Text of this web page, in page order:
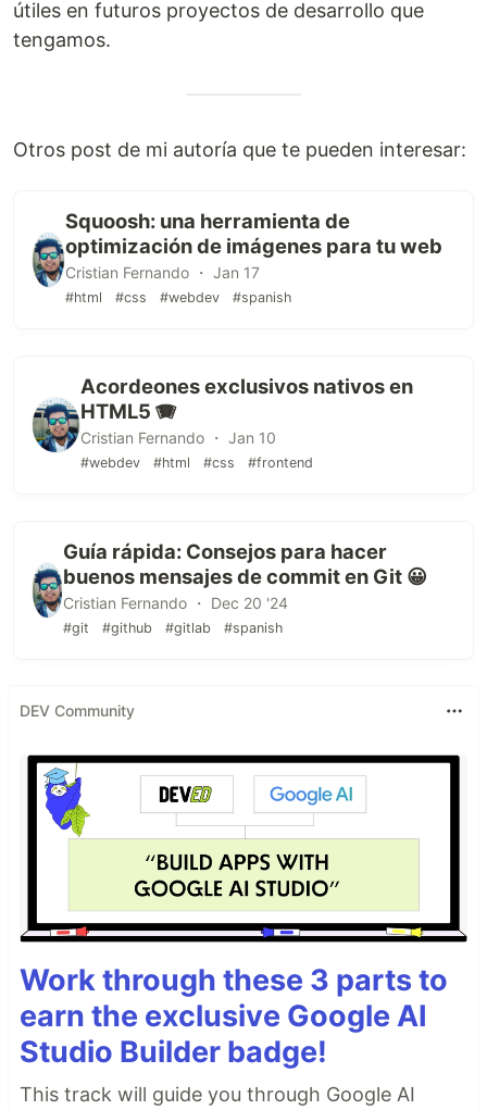
útiles en futuros proyectos de desarrollo que
tengamos.
Otros post de mi autoría que te pueden interesar:
Squoosh: una herramienta de
optimización de imágenes para tu web
Cristian Fernando ・ Jan 17
#html #css #webdev #spanish
Acordeones exclusivos nativos en
HTML5 🪗
Cristian Fernando ・ Jan 10
#webdev #html #css #frontend
Guía rápida: Consejos para hacer
buenos mensajes de commit en Git 😀
Cristian Fernando ・ Dec 20 '24
#git #github #gitlab #spanish
DEV Community
Work through these 3 parts to
earn the exclusive Google AI
Studio Builder badge!
This track will guide you through Google AI